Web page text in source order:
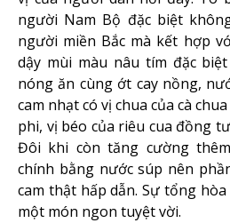
người Nam Bộ đặc biệt
người miền Bắc mà kết hợp
dậy mùi màu nâu tím đặc
nóng ăn cùng ớt cay nồng,
cam nhạt có vị chua của cà
phi, vị béo của riêu cua đồng
Đôi khi còn tăng cường
chính bằng nước súp nên
cam thật hấp dẫn. Sự tổng
một món ngon tuyệt vời.